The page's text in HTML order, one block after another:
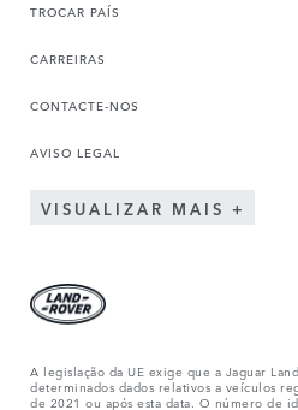
TROCAR PAÍS
CARREIRAS
CONTACTE-NOS
AVISO LEGAL
VISUALIZAR MAIS
A legislação da UE exige que a Jaguar
determinados dados relativos a veículos
de 2021 ou após esta data. O número de